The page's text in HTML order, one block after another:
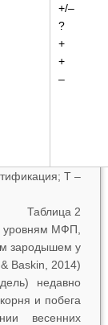
+/–
?
+
+
–
Т –
Таблица 2
уровням МФП,
зародышем у
Baskin, 2014)
недавно
и побега
весенних